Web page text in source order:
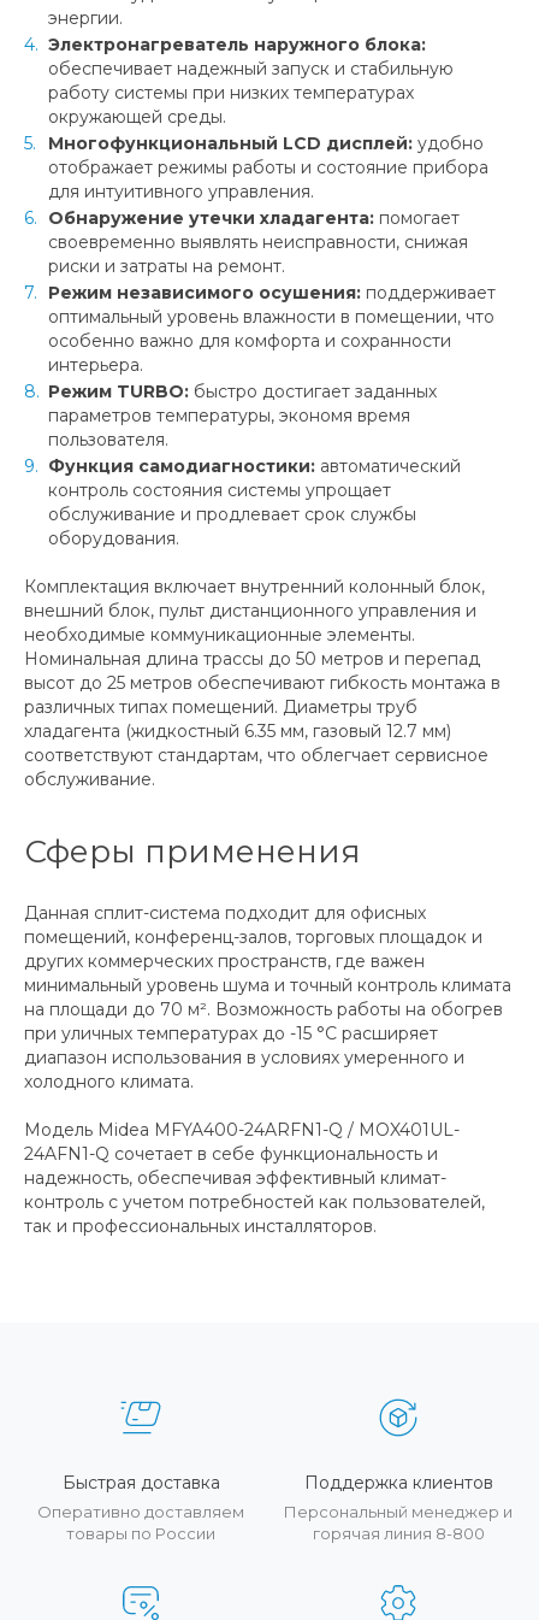
энергии.
Электронагреватель наружного блока:
обеспечивает надежный запуск и стабильную
работу системы при низких температурах
окружающей среды.
Многофункциональный LCD дисплей: удобно
отображает режимы работы и состояние прибора
для интуитивного управления.
Обнаружение утечки хладагента: помогает
своевременно выявлять неисправности, снижая
риски и затраты на ремонт.
Режим независимого осушения: поддерживает
оптимальный уровень влажности в помещении, что
особенно важно для комфорта и сохранности
интерьера.
Режим TURBO: быстро достигает заданных
параметров температуры, экономя время
пользователя.
Функция самодиагностики: автоматический
контроль состояния системы упрощает
обслуживание и продлевает срок службы
оборудования.
Комплектация включает внутренний колонный блок,
внешний блок, пульт дистанционного управления и
необходимые коммуникационные элементы.
Номинальная длина трассы до 50 метров и перепад
высот до 25 метров обеспечивают гибкость монтажа в
различных типах помещений. Диаметры труб
хладагента (жидкостный 6.35 мм, газовый 12.7 мм)
соответствуют стандартам, что облегчает сервисное
обслуживание.
Сферы применения
Данная сплит-система подходит для офисных
помещений, конференц-залов, торговых площадок и
других коммерческих пространств, где важен
минимальный уровень шума и точный контроль климата
на площади до 70 м². Возможность работы на обогрев
при уличных температурах до -15 °C расширяет
диапазон использования в условиях умеренного и
холодного климата.
Модель Midea MFYA400-24ARFN1-Q / MOX401UL-
24AFN1-Q сочетает в себе функциональность и
надежность, обеспечивая эффективный климат-
контроль с учетом потребностей как пользователей,
так и профессиональных инсталляторов.
Быстрая доставка
Оперативно доставляем
товары по России
Поддержка клиентов
Персональный менеджер и
горячая линия 8-800